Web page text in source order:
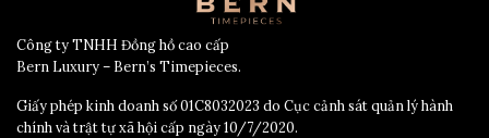
Công ty TNHH Đồng hồ cao cấp
Bern Luxury – Bern’s Timepieces.
Giấy phép kinh doanh số 01C8032023 do Cục cảnh sát quản lý hành
chính và trật tự xã hội cấp ngày 10/7/2020.